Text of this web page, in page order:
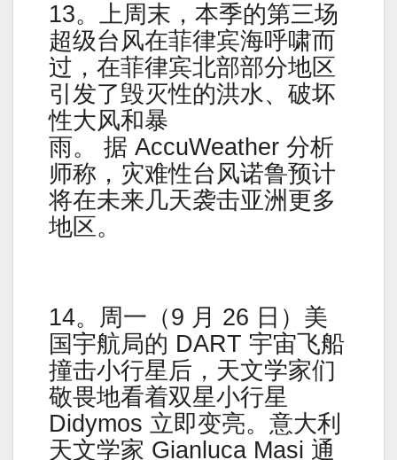
13。上周末，本季的第三场
超级台风在菲律宾海呼啸而
过，在菲律宾北部部分地区
引发了毁灭性的洪水、破坏
性大风和暴
雨。 据 AccuWeather 分析
师称，灾难性台风诺鲁预计
将在未来几天袭击亚洲更多
地区。
14。周一（9 月 26 日）美
国宇航局的 DART 宇宙飞船
撞击小行星后，天文学家们
敬畏地看着双星小行星
Didymos 立即变亮。意大利
天文学家 Gianluca Masi 通